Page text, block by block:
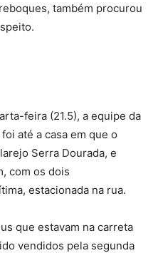
também procurou
feira (21.5), a equipe da
até a casa em que o
Serra Dourada, e
com os dois
estacionada na rua.
que estavam na carreta
vendidos pela segunda